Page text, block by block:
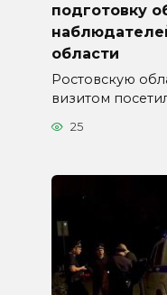
подготовку
области
Ростовскую
визитом
25